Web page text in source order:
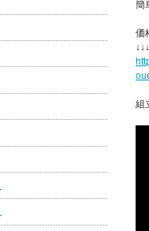
簡
価
↓↓↓
組